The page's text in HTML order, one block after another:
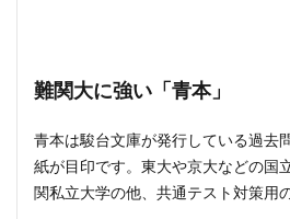
難関大に強い「青本」
青本は駿台文庫が発行している過去
紙が目印です。東大や京大などの国
関私立大学の他、共通テスト対策用